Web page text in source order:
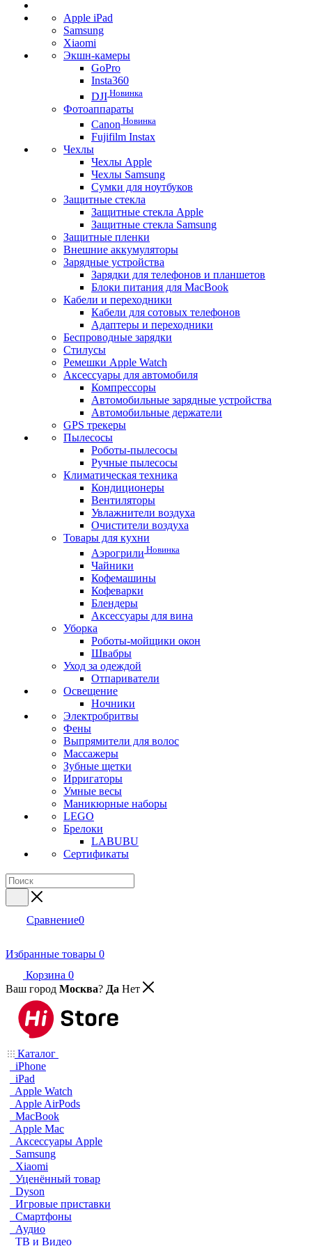
Apple iPad
Samsung
Xiaomi
Экшн-камеры
GoPro
Insta360
DJI Новинка
Фотоаппараты
Canon Новинка
Fujifilm Instax
Чехлы
Чехлы Apple
Чехлы Samsung
Сумки для ноутбуков
Защитные стекла
Защитные стекла Apple
Защитные стекла Samsung
Защитные пленки
Внешние аккумуляторы
Зарядные устройства
Зарядки для телефонов и планшетов
Блоки питания для MacBook
Кабели и переходники
Кабели для сотовых телефонов
Адаптеры и переходники
Беспроводные зарядки
Стилусы
Ремешки Apple Watch
Аксессуары для автомобиля
Компрессоры
Автомобильные зарядные устройства
Автомобильные держатели
GPS трекеры
Пылесосы
Роботы-пылесосы
Ручные пылесосы
Климатическая техника
Кондиционеры
Вентиляторы
Увлажнители воздуха
Очистители воздуха
Товары для кухни
Аэрогрили Новинка
Чайники
Кофемашины
Кофеварки
Блендеры
Аксессуары для вина
Уборка
Роботы-мойщики окон
Швабры
Уход за одеждой
Отпариватели
Освещение
Ночники
Электробритвы
Фены
Выпрямители для волос
Массажеры
Зубные щетки
Ирригаторы
Умные весы
Маникюрные наборы
LEGO
Брелоки
LABUBU
Сертификаты
Сравнение0
Избранные товары 0
Корзина 0
Ваш город Москва? Да Нет
Каталог
iPhone
iPad
Apple Watch
Apple AirPods
MacBook
Apple Mac
Аксессуары Apple
Samsung
Xiaomi
Уценённый товар
Dyson
Игровые приставки
Смартфоны
Аудио
ТВ и Видео